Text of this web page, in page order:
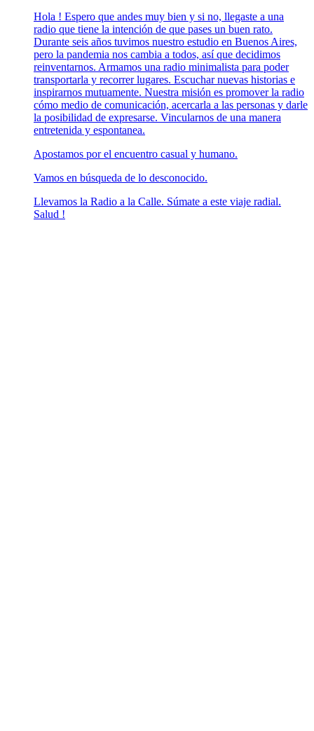
Hola ! Espero que andes muy bien y si no, llegaste a una
radio que tiene la intención de que pases un buen rato.
Durante seis años tuvimos nuestro estudio en Buenos Aires,
pero la pandemia nos cambia a todos, así que decidimos
reinventarnos. Armamos una radio minimalista para poder
transportarla y recorrer lugares. Escuchar nuevas historias e
inspirarnos mutuamente. Nuestra misión es promover la radio
cómo medio de comunicación, acercarla a las personas y darle
la posibilidad de expresarse. Vincularnos de una manera
entretenida y espontanea.
Apostamos por el encuentro casual y humano.
Vamos en búsqueda de lo desconocido.
Llevamos la Radio a la Calle. Súmate a este viaje radial.
Salud !